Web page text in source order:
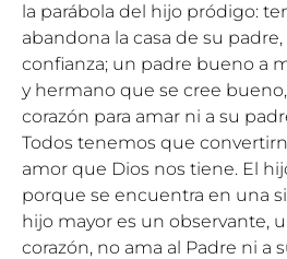
la parábola del hijo pródigo:
abandona la casa de su
confianza; un padre bueno a
y hermano que se cree
corazón para amar ni a su
Todos tenemos que
amor que Dios nos tiene. El
porque se encuentra en una
hijo mayor es un observante,
corazón, no ama al Padre ni a